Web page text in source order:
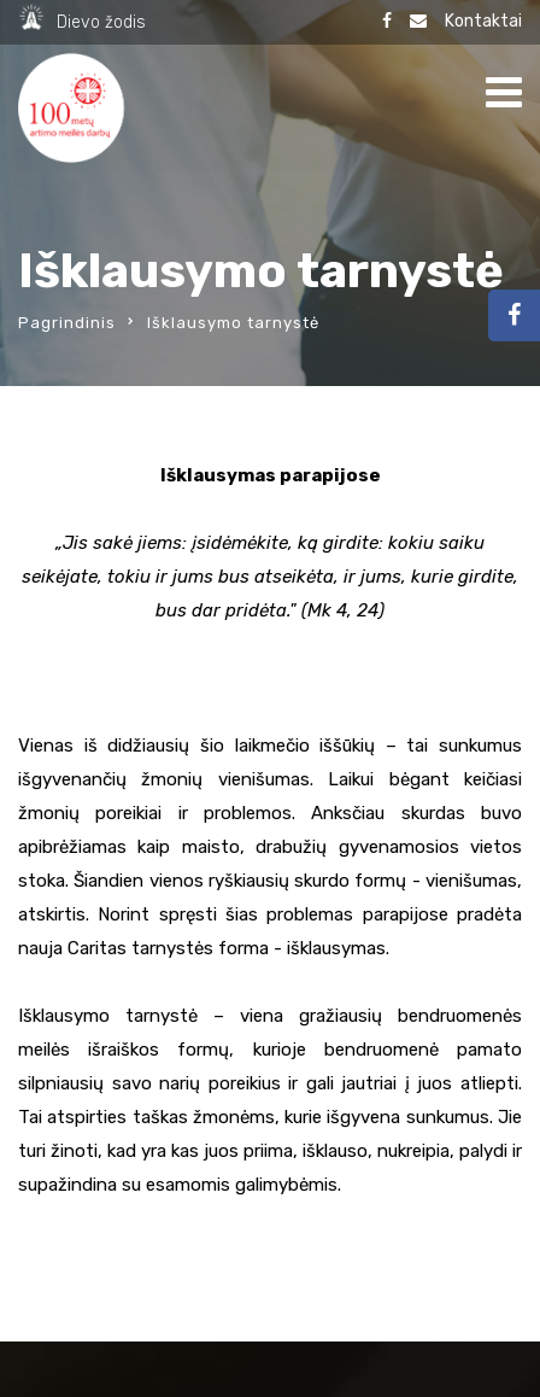
Dievo žodis Kontaktai
Išklausymo tarnystė
Pagrindinis Išklausymo tarnystė
Išklausymas parapijose
„Jis sakė jiems: įsidėmėkite, ką girdite: kokiu saiku
seikėjate, tokiu ir jums bus atseikėta, ir jums, kurie girdite,
bus dar pridėta." (Mk 4, 24)
Vienas iš didžiausių šio laikmečio iššūkių – tai sunkumus
išgyvenančių žmonių vienišumas. Laikui bėgant keičiasi
žmonių poreikiai ir problemos. Anksčiau skurdas buvo
apibrėžiamas kaip maisto, drabužių gyvenamosios vietos
stoka. Šiandien vienos ryškiausių skurdo formų - vienišumas,
atskirtis. Norint spręsti šias problemas parapijose pradėta
nauja Caritas tarnystės forma - išklausymas.
Išklausymo tarnystė – viena gražiausių bendruomenės
meilės išraiškos formų, kurioje bendruomenė pamato
silpniausių savo narių poreikius ir gali jautriai į juos atliepti.
Tai atspirties taškas žmonėms, kurie išgyvena sunkumus. Jie
turi žinoti, kad yra kas juos priima, išklauso, nukreipia, palydi ir
supažindina su esamomis galimybėmis.